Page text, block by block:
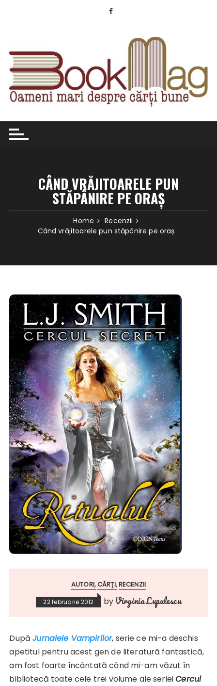
CÂND VRĂJITOARELE PUN
STĂPÂNIRE PE ORAȘ
Home
Recenzii
Când vrăjitoarele pun stăpânire pe oraș
AUTORI CĂRŢI RECENZII
22 februarie 2012 by Virginia Lupulescu
DupăJurnalele Vampirilor, serie ce mi-a deschis
apetitul pentru acest gen de literatură fantastică,
am fost foarte încântată când mi-am văzut în
bibliotecă toate cele trei volume ale serieiCercul